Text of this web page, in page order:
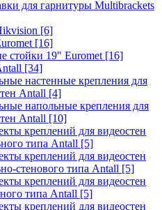
для гарнитуры Multibrackets
[6]
[16]
стойки 19" Euromet [16]
[34]
настенные крепления для
Antall [4]
напольные крепления для
Antall [10]
креплений для видеостен
типа Antall [5]
креплений для видеостен
стенового типа Antall [5]
креплений для видеостен
типа Antall [5]
креплений для видеостен